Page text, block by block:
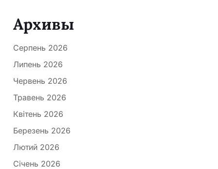
Архивы
Серпень 2026
Липень 2026
Червень 2026
Травень 2026
Квітень 2026
Березень 2026
Лютий 2026
Січень 2026